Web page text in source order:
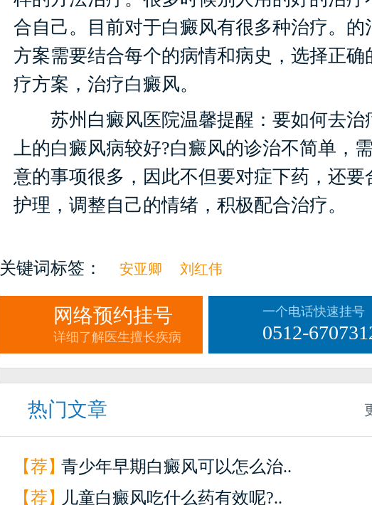
合自己。目前对于白癜风有很多种治疗。的
方案需要结合每个的病情和病史，选择正确
疗方案，治疗白癜风。
苏州白癜风医院温馨提醒：要如何去治
上的白癜风病较好?白癜风的诊治不简单，
意的事项很多，因此不但要对症下药，还要
护理，调整自己的情绪，积极配合治疗。
关键词标签： 安亚卿 刘红伟
网络预约挂号
详细了解医生擅长疾病
一个电话快速挂号
0512-
热门文章
【荐】青少年早期白癜风可以怎么治..
【荐】 儿童白癜风吃什么药有效呢?..